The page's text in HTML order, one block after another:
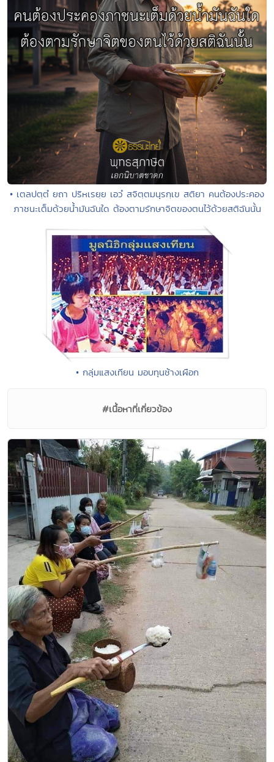
• เตลปตฺตํ ยถา ปริหเรยฺย เอวํ สจิตฺตมนุรกฺเข สติยา คนต้องประคอง
ภาชนะเต็มด้วยน้ำมันฉันใด ต้องตามรักษาจิตของตนไว้ด้วยสติฉันนั้น
• กลุ่มแสงเทียน มอบทุนช้างเผือก
#เนื้อหาที่เกี่ยวข้อง